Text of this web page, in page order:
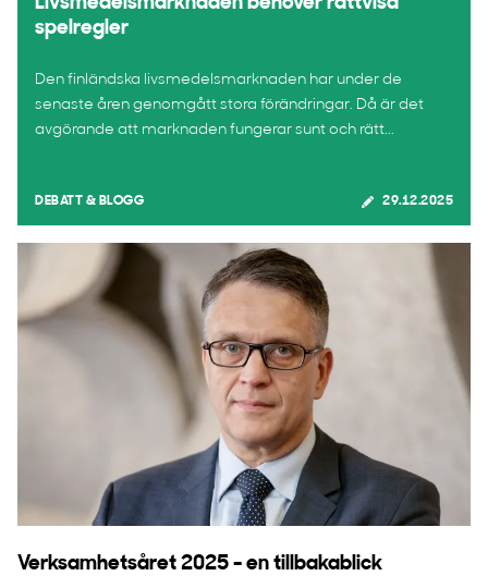
spelregler
Den finländska livsmedelsmarknaden har under de
senaste åren genomgått stora förändringar. Då är det
avgörande att marknaden fungerar sunt och rätt...
DEBATT & BLOGG 29.12.2025
Verksamhetsåret 2025 - en tillbakablick